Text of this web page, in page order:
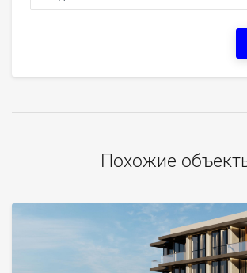
Похожие